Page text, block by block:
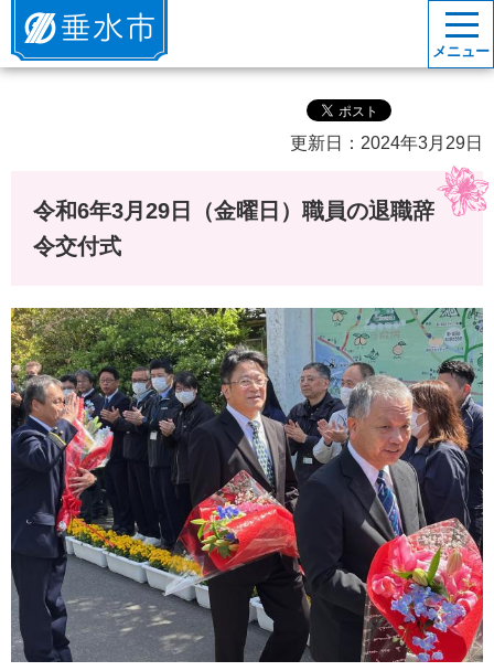
垂水市
メニュー
更新日：2024年3月29日
令和6年3月29日（金曜日）職員の退職辞
令交付式